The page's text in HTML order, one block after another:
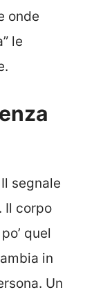
onde
le
segnale
Il corpo
quel
in
Un